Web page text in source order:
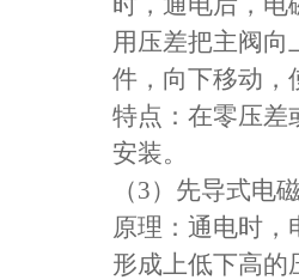
用压差把主阀
件，向下移动，
特点：在零压差
安装。
（3）先导式电
原理：通电时，
形成上低下高的